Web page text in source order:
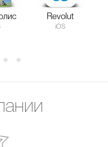
Revolut
iOS